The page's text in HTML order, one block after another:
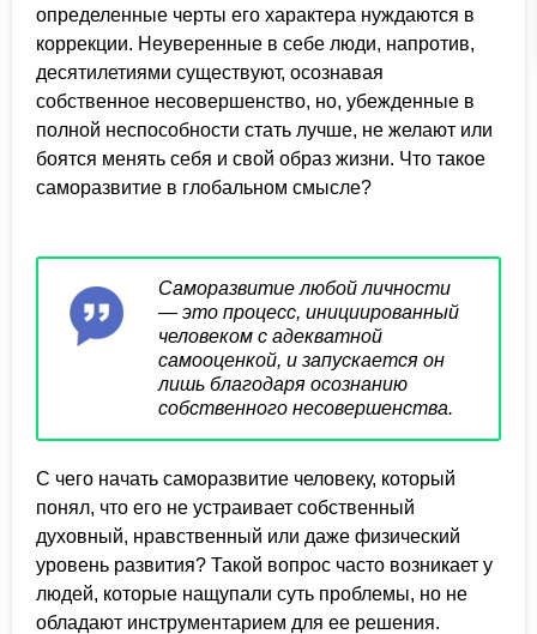
определенные черты его характера нуждаются в
коррекции. Неуверенные в себе люди, напротив,
десятилетиями существуют, осознавая
собственное несовершенство, но, убежденные в
полной неспособности стать лучше, не желают или
боятся менять себя и свой образ жизни. Что такое
саморазвитие в глобальном смысле?
Саморазвитие любой личности
— это процесс, инициированный
человеком с адекватной
самооценкой, и запускается он
лишь благодаря осознанию
собственного несовершенства.
С чего начать саморазвитие человеку, который
понял, что его не устраивает собственный
духовный, нравственный или даже физический
уровень развития? Такой вопрос часто возникает у
людей, которые нащупали суть проблемы, но не
обладают инструментарием для ее решения.